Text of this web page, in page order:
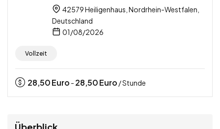
42579 Heiligenhaus, Nordrhein-Westfalen,
Deutschland
01/08/2026
Vollzeit
28,50Euro - 28,50Euro / Stunde